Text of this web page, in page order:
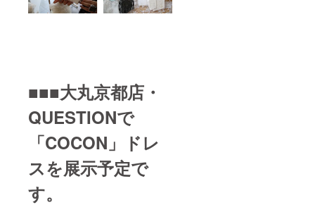
■■■大丸京都店・
QUESTIONで
「COCON」ドレ
スを展示予定で
す。